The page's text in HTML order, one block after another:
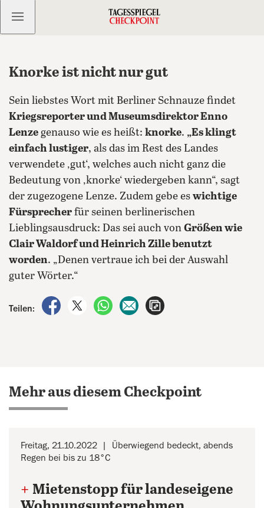
Kostenlos anmelden
Knorke ist nicht nur gut
Sein liebstes Wort mit Berliner Schnauze findet
Kriegsreporter und Museumsdirektor Enno
Lenze genauso wie es heißt: knorke. „Es klingt
einfach lustiger, als das im Rest des Landes
verwendete ‚gut‘, welches auch nicht ganz die
Bedeutung von ‚knorke‘ wiedergeben kann“, sagt
der zugezogene Lenze. Zudem gebe es wichtige
Fürsprecher für seinen berlinerischen
Lieblingsausdruck: Das sei auch von Größen wie
Clair Waldorf und Heinrich Zille benutzt
worden. „Denen vertraue ich bei der Auswahl
guter Wörter.“
Teilen:
auf Facebook teilen
auf X teilenper WhatsApp teilen
per E-Mail teilen
Mehr aus diesem Checkpoint
Freitag, 21.10.2022
Überwiegend bedeckt, abends
Regen bei bis zu 18°C
+ Mietenstopp für landeseigene